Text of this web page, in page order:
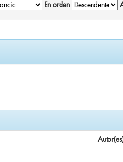
En orden
Autor(es)